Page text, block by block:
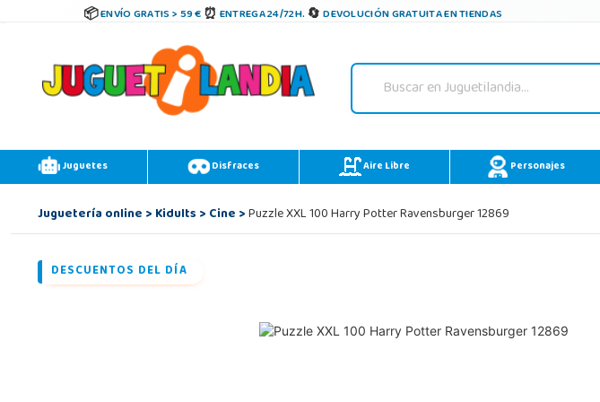
ENVÍO GRATIS > 59 € ENTREGA 24/72H. DEVOLUCIÓN GRATUITA EN TIENDAS
Juguetes Disfraces Aire Libre Personajes
Juguetería online>Kidults>Cine>Puzzle XXL 100 Harry Potter Ravensburger 12869
DESCUENTOS DEL DÍA